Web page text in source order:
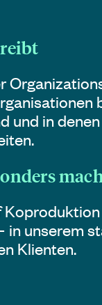
und in
in unserem
Klienten.